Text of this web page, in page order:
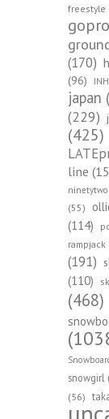
freestyle
gopro
(170)
(96)
japan
(229)
(425)
line
ninetytwo
(55)
(114)
rampjack
(191)
(110)
(468)
snowgirl
(56)